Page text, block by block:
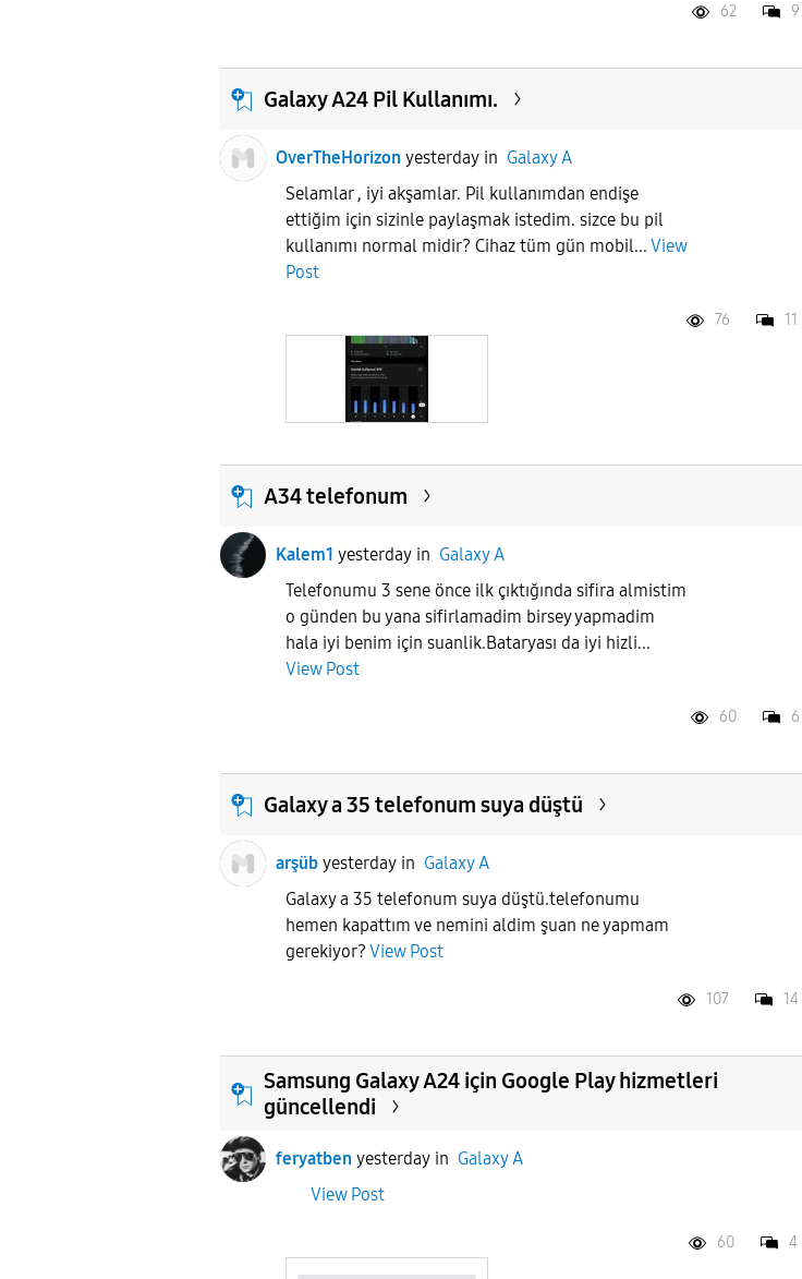
62 9
Galaxy A24 Pil Kullanımı.
OverTheHorizon yesterday in Galaxy A
Selamlar , iyi akşamlar. Pil kullanımdan endişe
ettiğim için sizinle paylaşmak istedim. sizce bu pil
kullanımı normal midir? Cihaz tüm gün mobil... View
Post
76 11
A34 telefonum
Kalem1 yesterday in Galaxy A
Telefonumu 3 sene önce ilk çıktığında sifira almistim
o günden bu yana sifirlamadim birsey yapmadim
hala iyi benim için suanlik.Bataryası da iyi hizli...
View Post
60 6
Galaxy a 35 telefonum suya düştü
arşüb yesterday in Galaxy A
Galaxy a 35 telefonum suya düştü.telefonumu
hemen kapattım ve nemini aldim şuan ne yapmam
gerekiyor? View Post
107 14
Samsung Galaxy A24 için Google Play hizmetleri
güncellendi
feryatben yesterday in Galaxy A
View Post
60 4